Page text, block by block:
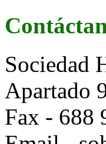
Sociedad
Apartado
Fax - 688